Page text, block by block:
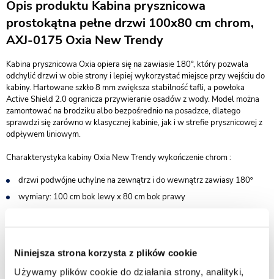
Niniejsza strona korzysta z plików cookie
Używamy plików cookie do działania strony, analityki,
Opis produktu Kabina prysznicowa
prostokątna pełne drzwi 100x80 cm chrom,
AXJ-0175 Oxia New Trendy
Kabina prysznicowa Oxia opiera się na zawiasie 180°, który pozwala
odchylić drzwi w obie strony i lepiej wykorzystać miejsce przy wejściu do
kabiny. Hartowane szkło 8 mm zwiększa stabilność tafli, a powłoka
Active Shield 2.0 ogranicza przywieranie osadów z wody. Model można
zamontować na brodziku albo bezpośrednio na posadzce, dlatego
sprawdzi się zarówno w klasycznej kabinie, jak i w strefie prysznicowej z
odpływem liniowym.
Charakterystyka kabiny Oxia New Trendy wykończenie chrom :
drzwi podwójne uchylne na zewnątrz i do wewnątrz zawiasy 180º
wymiary: 100 cm bok lewy x 80 cm bok prawy
do kompletowania z brodzikiem lub bez - możliwy montaż na
bezpieczne szkło hartowane przezroczyste o grubości 8 mm
powłoka Active Shield 2.0 ułatwiająca utrzymanie czystości